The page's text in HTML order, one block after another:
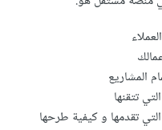
المشاريع
تتقنها
تقدمها و كيفية طرحها